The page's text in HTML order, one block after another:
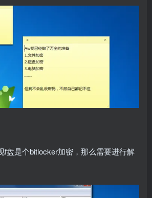
f盘是个bitlocker加密，那么需要进行解